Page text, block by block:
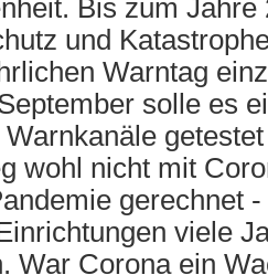
Bis zum
und
Warntag
solle es
wohl nicht mit
gerechnet
viele
War Corona ein